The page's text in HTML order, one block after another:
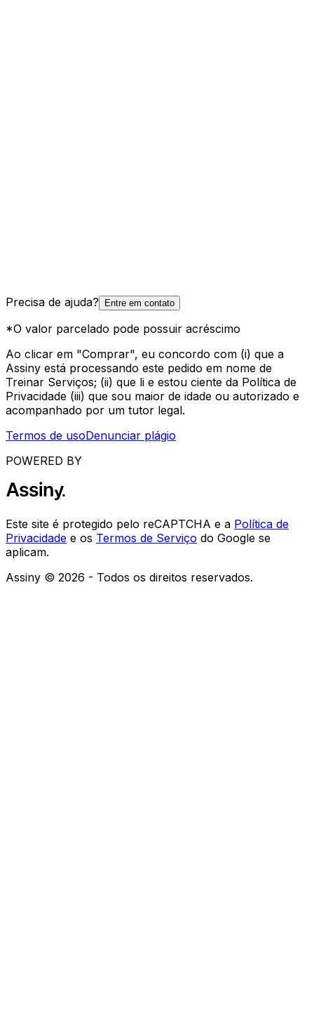
Precisa de ajuda? Entre em contato
*O valor parcelado pode possuir acréscimo
Ao clicar em "Comprar", eu concordo com (i) que a
Assiny está processando este pedido em nome de
Treinar Serviços; (ii) que li e estou ciente da Política de
Privacidade (iii) que sou maior de idade ou autorizado e
acompanhado por um tutor legal.
Termos de usoDenunciar plágio
POWERED BY
Este site é protegido pelo reCAPTCHA e a Política de
Privacidade e os Termos de Serviço do Google se
aplicam.
Assiny © 2026 - Todos os direitos reservados.